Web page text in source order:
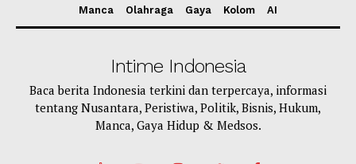
Manca
Olahraga Gaya Kolom AI
Intime Indonesia
Baca berita Indonesia terkini dan terpercaya, informasi
tentang Nusantara, Peristiwa, Politik, Bisnis, Hukum,
Manca, Gaya Hidup & Medsos.